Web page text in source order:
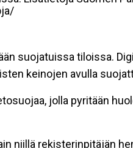
suojatuissa tiloissa.
keinojen avulla
jolla pyritään
niillä rekisterinpitäjän